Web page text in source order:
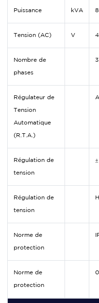
Puissance kVA
Tension (AC) V
Nombre de
phases
3
Régulateur de
Tension
Automatique
(R.T.A.)
Régulation de
tension
Régulation de
tension
H
Norme de
protection
Norme de
protection